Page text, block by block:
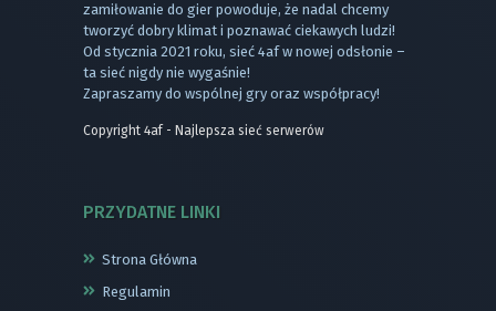
zamiłowanie do gier powoduje, że nadal chcemy
tworzyć dobry klimat i poznawać ciekawych ludzi!
Od stycznia 2021 roku, sieć 4af w nowej odsłonie –
ta sieć nigdy nie wygaśnie!
Zapraszamy do wspólnej gry oraz współpracy!
Copyright 4af - Najlepsza sieć serwerów
PRZYDATNE LINKI
Strona Główna
Regulamin